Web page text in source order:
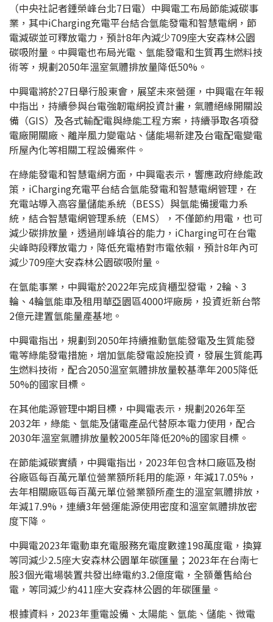
（中央社記者鍾榮峰台北7日電）中興電工布局節能減碳事
業，其中iCharging充電平台結合氫能發電和智慧電網，節
電減碳並可釋放電力，預計8年內減少709座大安森林公園
碳吸附量。中興電也布局光電、氫能發電和生質再生燃料技
術等，規劃2050年溫室氣體排放量降低50%。
中興電將於27日舉行股東會，展望未來營運，中興電在年報
中指出，持續參與台電強韌電網投資計畫，氣體絕緣開關設
備（GIS）及各式輸配電與綠能工程方案，持續爭取各項發
電廠開關廠、離岸風力變電站、儲能場新建及台電配電變電
所屋內化等相關工程設備案件。
在綠能發電和智慧電網方面，中興電表示，響應政府綠能政
策，iCharging充電平台結合氫能發電和智慧電網管理，在
充電站導入高容量儲能系統（BESS）與氫能備援電力系
統，結合智慧電網管理系統（EMS），不僅節約用電，也可
減少碳排放量，透過削峰填谷的能力，iCharging可在台電
尖峰時段釋放電力，降低充電樁對市電依賴，預計8年內可
減少709座大安森林公園碳吸附量。
在氫能事業，中興電於2022年完成貨櫃型發電，2輪、3
輪、4輪氫能車及租用華亞園區4000坪廠房，投資近新台幣
2億元建置氫能量產基地。
中興電指出，規劃到2050年持續推動氫能發電及生質能發
電等綠能發電措施，增加氫能發電設施投資，發展生質能再
生燃料技術，配合2050溫室氣體排放量較基準年2005降低
50%的國家目標。
在其他能源管理中期目標，中興電表示，規劃2026年至
2032年，綠能、氫能及儲電產品代替原本電力使用，配合
2030年溫室氣體排放量較2005年降低20%的國家目標。
在節能減碳實績，中興電指出，2023年包含林口廠區及樹
谷廠區每百萬元單位營業額所耗用的能源，年減17.05%，
去年相關廠區每百萬元單位營業額所產生的溫室氣體排放，
年減17.9%，連續3年營運能源使用密度和溫室氣體排放密
度下降。
中興電2023年電動車充電服務充電度數達198萬度電，換算
等同減少2.5座大安森林公園單年碳匯量；2023年在台南七
股3個光電場裝置共發出綠電約3.2億度電，全額躉售給台
電，等同減少約411座大安森林公園的年碳匯量。
根據資料，2023年重電設備、太陽能、氫能、儲能、微電